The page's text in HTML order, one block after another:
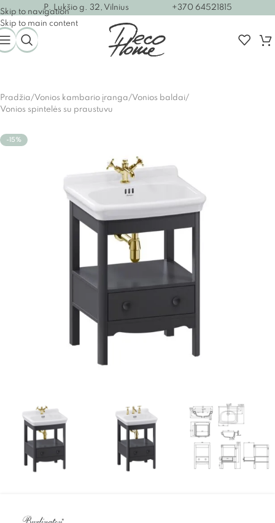
Skip to navigation
Skip to main content
P. Lukšio g. 32, Vilnius +370 64521815
Pradžia/Vonios kambario įranga/Vonios baldai/
Vonios spintelės su praustuvu
-15%